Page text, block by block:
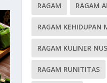
RAGAM RAGAM
RAGAM KEHIDUPAN
RAGAM KULINER
RAGAM RUNITITAS